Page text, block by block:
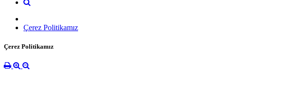
Çerez Politikamız
Çerez Politikamız